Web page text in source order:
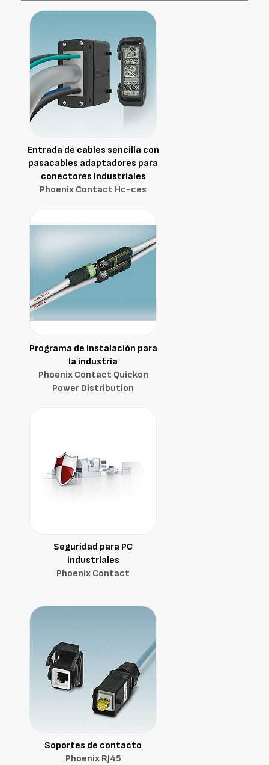
Entrada de cables sencilla con
pasacables adaptadores para
conectores industriales
Phoenix Contact Hc-ces
Programa de instalación para
la industria
Phoenix Contact Quickon
Power Distribution
Seguridad para PC
industriales
Phoenix Contact
Soportes de contacto
Phoenix RJ45